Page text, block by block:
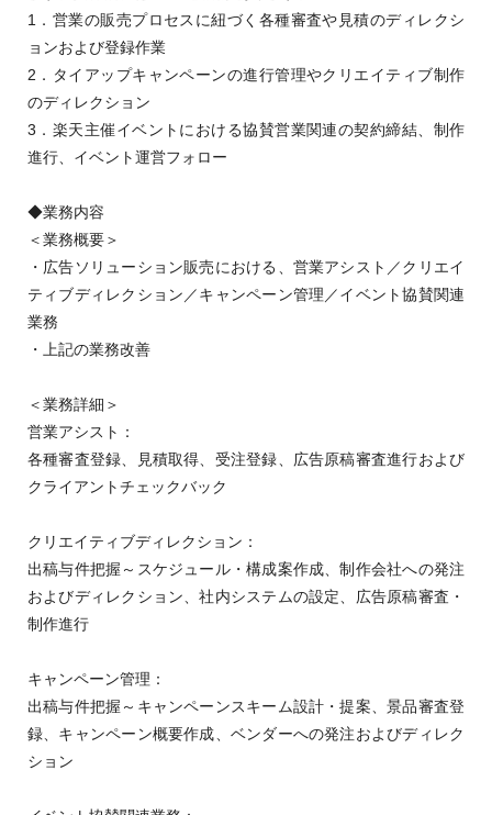
1．営業の販売プロセスに紐づく各種審査や見積のディレクシ
ョンおよび登録作業
2．タイアップキャンペーンの進行管理やクリエイティブ制作
のディレクション
3．楽天主催イベントにおける協賛営業関連の契約締結、制作
進行、イベント運営フォロー
◆業務内容
＜業務概要＞
・広告ソリューション販売における、営業アシスト／クリエイ
ティブディレクション／キャンペーン管理／イベント協賛関連
業務
・上記の業務改善
＜業務詳細＞
営業アシスト：
各種審査登録、見積取得、受注登録、広告原稿審査進行および
クライアントチェックバック
クリエイティブディレクション：
出稿与件把握～スケジュール・構成案作成、制作会社への発注
およびディレクション、社内システムの設定、広告原稿審査・
制作進行
キャンペーン管理：
出稿与件把握～キャンペーンスキーム設計・提案、景品審査登
録、キャンペーン概要作成、ベンダーへの発注およびディレク
ション